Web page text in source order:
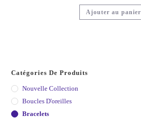
Ajouter au panier
Catégories De Produits
Nouvelle Collection
Boucles D'oreilles
Bracelets